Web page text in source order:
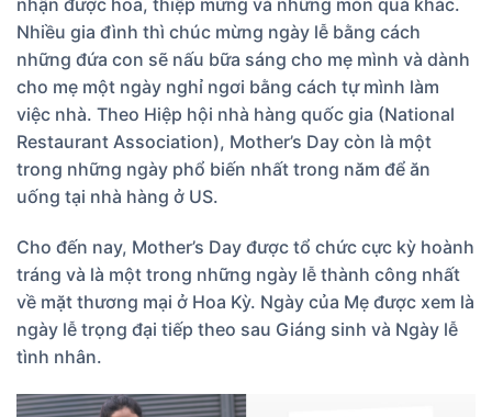
Nhiều gia đình thì chúc mừng ngày lễ bằng cách
những đứa con sẽ nấu bữa sáng cho mẹ mình và dành
cho mẹ một ngày nghỉ ngơi bằng cách tự mình làm
việc nhà. Theo Hiệp hội nhà hàng quốc gia (National
Restaurant Association), Mother’s Day còn là một
trong những ngày phổ biến nhất trong năm để ăn
uống tại nhà hàng ở US.
Cho đến nay, Mother’s Day được tổ chức cực kỳ hoành
tráng và là một trong những ngày lễ thành công nhất
về mặt thương mại ở Hoa Kỳ. Ngày của Mẹ được xem là
ngày lễ trọng đại tiếp theo sau Giáng sinh và Ngày lễ
tình nhân.